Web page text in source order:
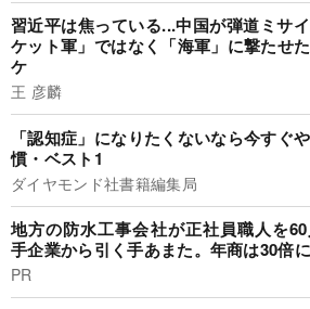
習近平は焦っている...中国が弾道ミサ
ケット軍」ではなく「海軍」に撃たせ
ケ
王 彦麟
「認知症」になりたくないなら今すぐ
慣・ベスト1
ダイヤモンド社書籍編集局
地方の防水工事会社が正社員職人を
手企業から引く手あまた。年商は30倍に
PR